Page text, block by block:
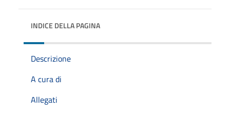
INDICE DELLA PAGINA
Descrizione
A cura di
Allegati